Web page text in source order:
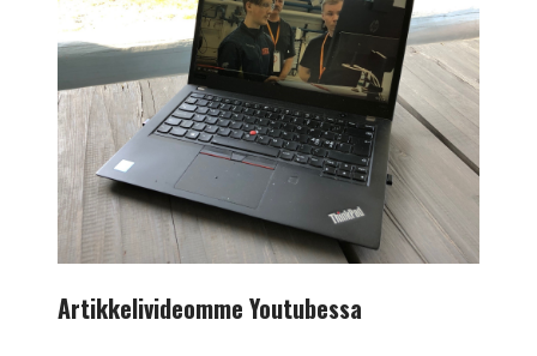
Artikkelivideomme Youtubessa